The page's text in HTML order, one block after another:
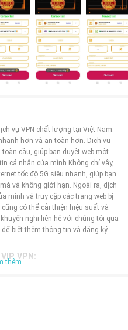
vụ VPN chất lượng tại Việt Nam.
hơn và an toàn hơn. Dịch vụ
cầu, giúp bạn duyệt web một
cá nhân của mình.Không chỉ vậy,
tốc độ 5G siêu nhanh, giúp bạn
và không giới hạn. Ngoài ra, dịch
mình và truy cập các trang web bị
cũng có thể cải thiện hiệu suất và
nghị liên hệ với chúng tôi qua
để biết thêm thông tin và đăng ký
VPN:
một cách nhanh chóng và đảm
nhân.
này có sẵn một mạng lưới máy
phép người dùng kết nối từ nhiều
thêm